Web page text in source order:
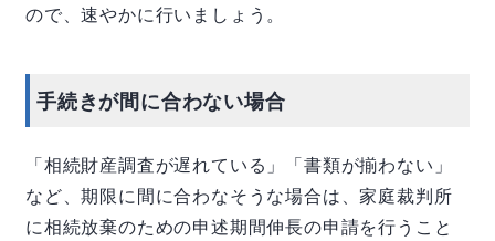
ので、速やかに行いましょう。
手続きが間に合わない場合
「相続財産調査が遅れている」「書類が揃わない」
など、期限に間に合わなそうな場合は、家庭裁判所
に相続放棄のための申述期間伸長の申請を行うこと